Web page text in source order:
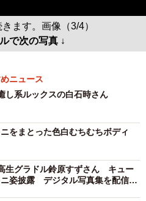
ます。画像（3/4）
で次の写真 ↓
ニュース
し系ルックスの白石時さん
をまとった色白むちむちボディ
生グラドル鈴原すずさん キュー
ニ姿披露 デジタル写真集を配信開